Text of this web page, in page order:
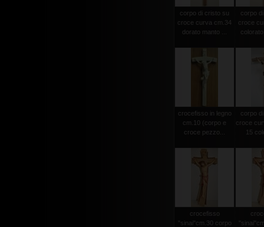
corpo di cristo su
croce curva cm.34
dorato manto ...
corpo
croce
crocefisso in legno
cm.10 (corpo e
croce pezzo...
corpo
croce
15
crocefisso
"sinai"cm.30 corpo